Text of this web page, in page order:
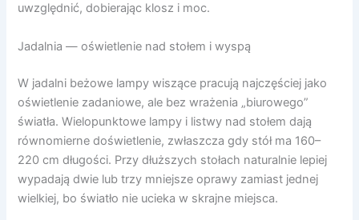
uwzględnić, dobierając klosz i moc.
Jadalnia — oświetlenie nad stołem i wyspą
W jadalni beżowe lampy wiszące pracują najczęściej jako
oświetlenie zadaniowe, ale bez wrażenia „biurowego”
światła. Wielopunktowe lampy i listwy nad stołem dają
równomierne doświetlenie, zwłaszcza gdy stół ma 160–
220 cm długości. Przy dłuższych stołach naturalnie lepiej
wypadają dwie lub trzy mniejsze oprawy zamiast jednej
wielkiej, bo światło nie ucieka w skrajne miejsca.